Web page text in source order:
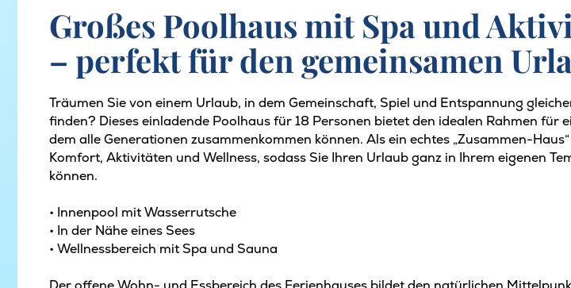
Großes Poolhaus mit Spa und
– perfekt für den gemeinsamen
Träumen Sie von einem Urlaub, in dem Gemeinschaft, Spiel und Entspannung
finden? Dieses einladende Poolhaus für 18 Personen bietet den idealen Rahmen für
dem alle Generationen zusammenkommen können. Als ein echtes „Zusammen-
Komfort, Aktivitäten und Wellness, sodass Sie Ihren Urlaub ganz in Ihrem eigenen
können.
• Innenpool mit Wasserrutsche
• In der Nähe eines Sees
• Wellnessbereich mit Spa und Sauna